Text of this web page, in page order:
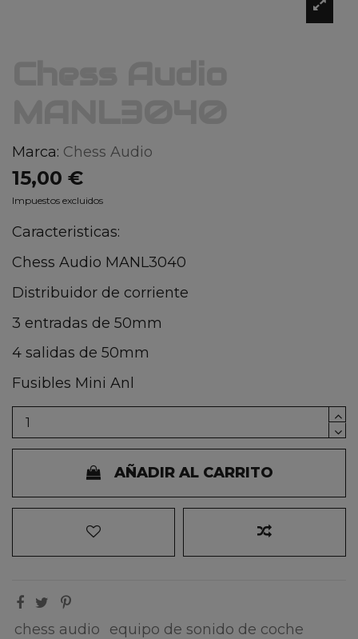
Marca: Chess Audio
15,00 €
Impuestos excluidos
Caracteristicas:
Chess Audio MANL3040
Distribuidor de corriente
3 entradas de 50mm
4 salidas de 50mm
Fusibles Mini Anl
AÑADIR AL CARRITO
chess audio
equipo de sonido de coche